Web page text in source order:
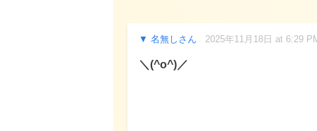
名無しさん 2025年11月18日 at 6:29
＼(^o^)／